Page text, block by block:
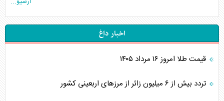
اخبار داغ
قیمت طلا امروز ۱۶ مرداد ۱۴۰۵
تردد بیش از ۶ میلیون زائر از مرزهای اربعینی کشور